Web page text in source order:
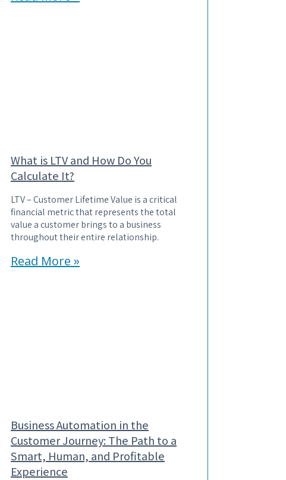
What is LTV and How Do You
Calculate It?
LTV – Customer Lifetime Value is a critical
financial metric that represents the total
value a customer brings to a business
throughout their entire relationship.
Read More »
Business Automation in the
Customer Journey: The Path to a
Smart, Human, and Profitable
Experience